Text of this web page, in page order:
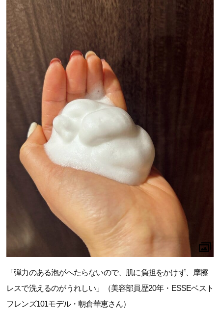
「弾力のある泡がへたらないので、肌に負担をかけず、摩擦
レスで洗えるのがうれしい」（美容部員歴20年・ESSEベスト
フレンズ101モデル・朝倉華恵さん）